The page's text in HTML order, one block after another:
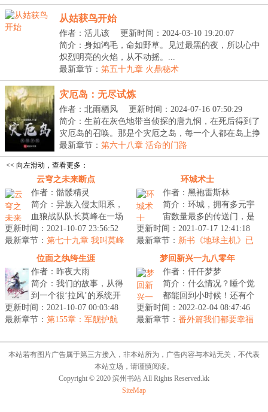
从姑获鸟开始
作者：活儿该
更新时间：2024-03-10 19:20:07
简介：身如鸿毛，命如野草。见过最黑的夜，所以心中
炽烈明亮的火焰，从不动摇。...
最新章节： 第五十九章 火鼎秘术
灾厄岛：无尽试炼
作者：北雨栖风
更新时间：2024-07-16 07:50:29
简介：生前在灰色地带当侦探的唐九悯，在死后得到了
灾厄岛的召唤。那是个灾厄之岛，每一个人都在岛上挣
扎...
最新章节： 第六十八章 活命的门路
<< 向左滑动，查看更多：
云穹之未来断点
作者：骷髅精灵
简介：异族入侵太阳系，
血狼战队队长莫峰在一场
惨烈的会战之后回到了末
日之前，他能否解开谜
团，改变身边...
更新时间：2021-10-07 23:56:52
最新章节： 第七十九章 我叫莫峰
（第一季 时光回溯 完）
环城术士
作者：黑袍雷斯林
简介：环城，拥有多元宇
宙数量最多的传送门，是
诸天万界的交通枢纽。然
而突如其来的灾难发生，
掌管环城的...
更新时间：2021-07-17 12:41:18
最新章节： 新书《地球主机》已
23万字，包熟可杀，求收藏。
位面之纨绔生涯
作者：昨夜大雨
简介：我们的故事，从得
到一个很‘拉风’的系统开
始。从此秦观穿越位面，
获得奖励，一步步变强。
更新时间：2021-10-07 00:03:48
最新章节： 第155章：军舰护航
梦回新兴一九八零年
作者：仟仟梦梦
简介：什么情况？睡个觉
都能回到小时候！还有个
空间福利？人生再也不像
前世那一样苦了吧！...
更新时间：2022-02-04 08:47:46
最新章节： 番外篇我们都要幸福
本站若有图片广告属于第三方接入，非本站所为，广告内容与本站无关，不代表
本站立场，请谨慎阅读。
Copyright © 2020 滨州书站 All Rights Reserved.kk
SiteMap